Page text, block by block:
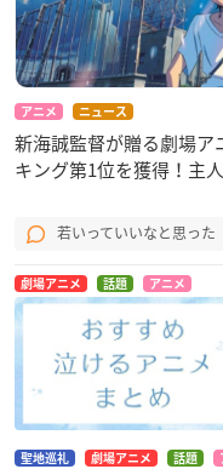
アニメ ニュース
新海誠監督が贈る劇場
キング第1位を獲得！主
若いっていいなと思った
劇場アニメ 話題 アニメ
聖地巡礼 劇場アニメ 話題